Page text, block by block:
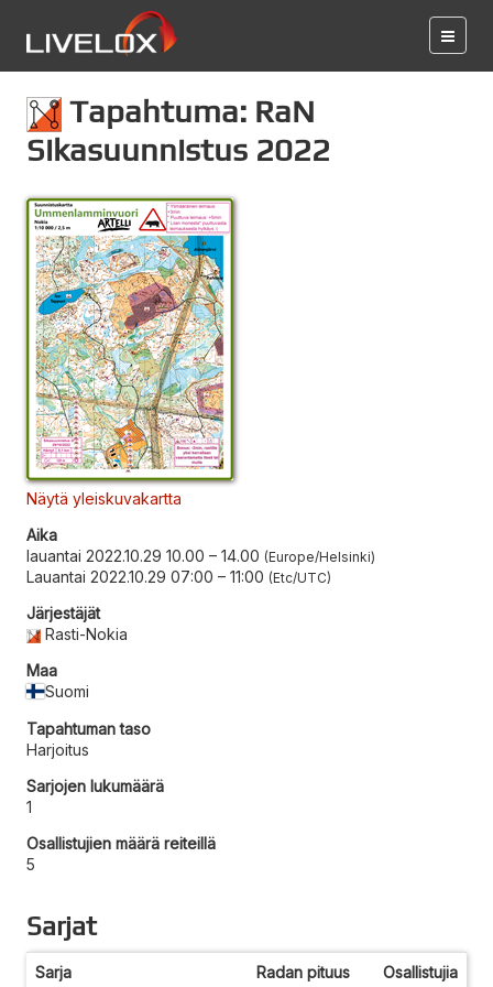
Tapahtuma: RaN
Sikasuunnistus 2022
Näytä yleiskuvakartta
Aika
lauantai 2022.10.29 10.00 – 14.00 Europe/Helsinki
Lauantai 2022.10.29 07:00 – 11:00 Etc/UTC
Järjestäjät
Rasti-Nokia
Maa
Suomi
Tapahtuman taso
Harjoitus
Sarjojen lukumäärä
1
Osallistujien määrä reiteillä
5
Sarjat
Sarja Radan pituus Osallistujia